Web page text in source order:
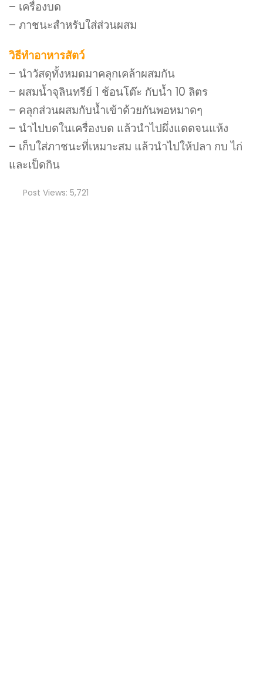
– เครื่องบด
– ภาชนะสำหรับใส่ส่วนผสม
วิธีทำอาหารสัตว์
– นำวัสดุทั้งหมดมาคลุกเคล้าผสมกัน
– ผสมน้ำจุลินทรีย์ 1 ช้อนโต๊ะ กับน้ำ 10 ลิตร
– คลุกส่วนผสมกับน้ำเข้าด้วยกันพอหมาดๆ
– นำไปบดในเครื่องบด แล้วนำไปผึ่งแดดจนแห้ง
– เก็บใส่ภาชนะที่เหมาะสม แล้วนำไปให้ปลา กบ ไก่
และเป็ดกิน
Post Views: 5,721